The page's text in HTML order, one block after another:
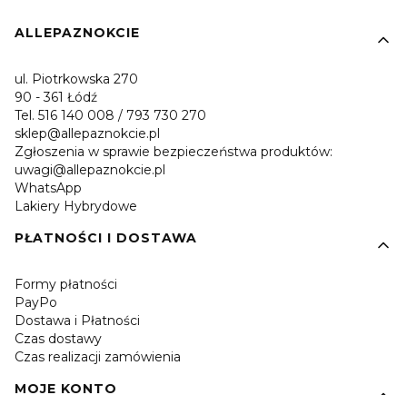
Linki w stopce
ALLEPAZNOKCIE
ul. Piotrkowska 270
90 - 361 Łódź
Tel. 516 140 008 / 793 730 270
sklep@allepaznokcie.pl
Zgłoszenia w sprawie bezpieczeństwa produktów:
uwagi@allepaznokcie.pl
WhatsApp
Lakiery Hybrydowe
PŁATNOŚCI I DOSTAWA
Formy płatności
PayPo
Dostawa i Płatności
Czas dostawy
Czas realizacji zamówienia
MOJE KONTO